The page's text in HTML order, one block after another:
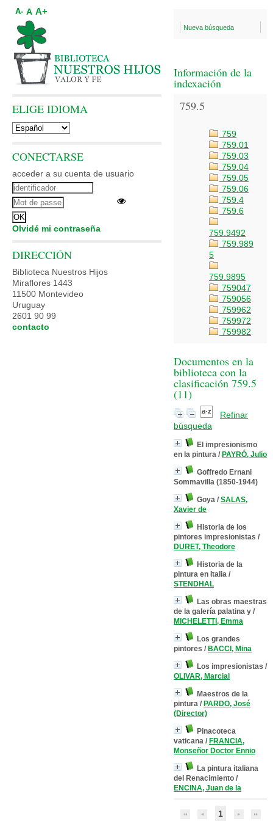
Nueva búsqueda
Información de la
indexación
759.5
759
759.01
759.03
759.04
759.05
759.06
759.4
759.6
759.9492
759.989
5
759.9895
759047
759056
759962
759972
759982
Documentos en la
biblioteca con la
clasificación 759.5
(11)
Refinar
búsqueda
El impresionismo
en la pintura / PAYRÓ, Julio
Goffredo Ernani
Sommavilla (1850-1944)
Goya / SALAS,
Xavier de
Historia de los
pintores impresionistas /
DURET, Theodore
Historia de la
pintura en Italia /
STENDHAL
Las obras maestras
de la galería palatina y /
MICHELETTI, Emma
Los grandes
pintores / BACCI, Mina
Los impresionistas /
OLIVAR, Marcial
Maestros de la
pintura / PARDO, José
(Director)
Pinacoteca
vaticana / FRANCIA,
Monseñor Doctor Ennio
La pintura italiana
del Renacimiento /
ENCINA, Juan de la
1
A- A A+
ELIGE IDIOMA
CONECTARSE
acceder a su cuenta de usuario
Olvidé mi contraseña
DIRECCIÓN
Biblioteca Nuestros Hijos
Miraflores 1443
11500 Montevideo
Uruguay
2601 90 99
contacto